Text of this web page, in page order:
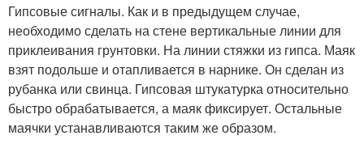
Гипсовые сигналы. Как и в предыдущем случае,
необходимо сделать на стене вертикальные линии для
приклеивания грунтовки. На линии стяжки из гипса. Маяк
взят подольше и отапливается в нарнике. Он сделан из
рубанка или свинца. Гипсовая штукатурка относительно
быстро обрабатывается, а маяк фиксирует. Остальные
маячки устанавливаются таким же образом.